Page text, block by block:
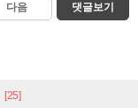
다음 댓글보기
[25]